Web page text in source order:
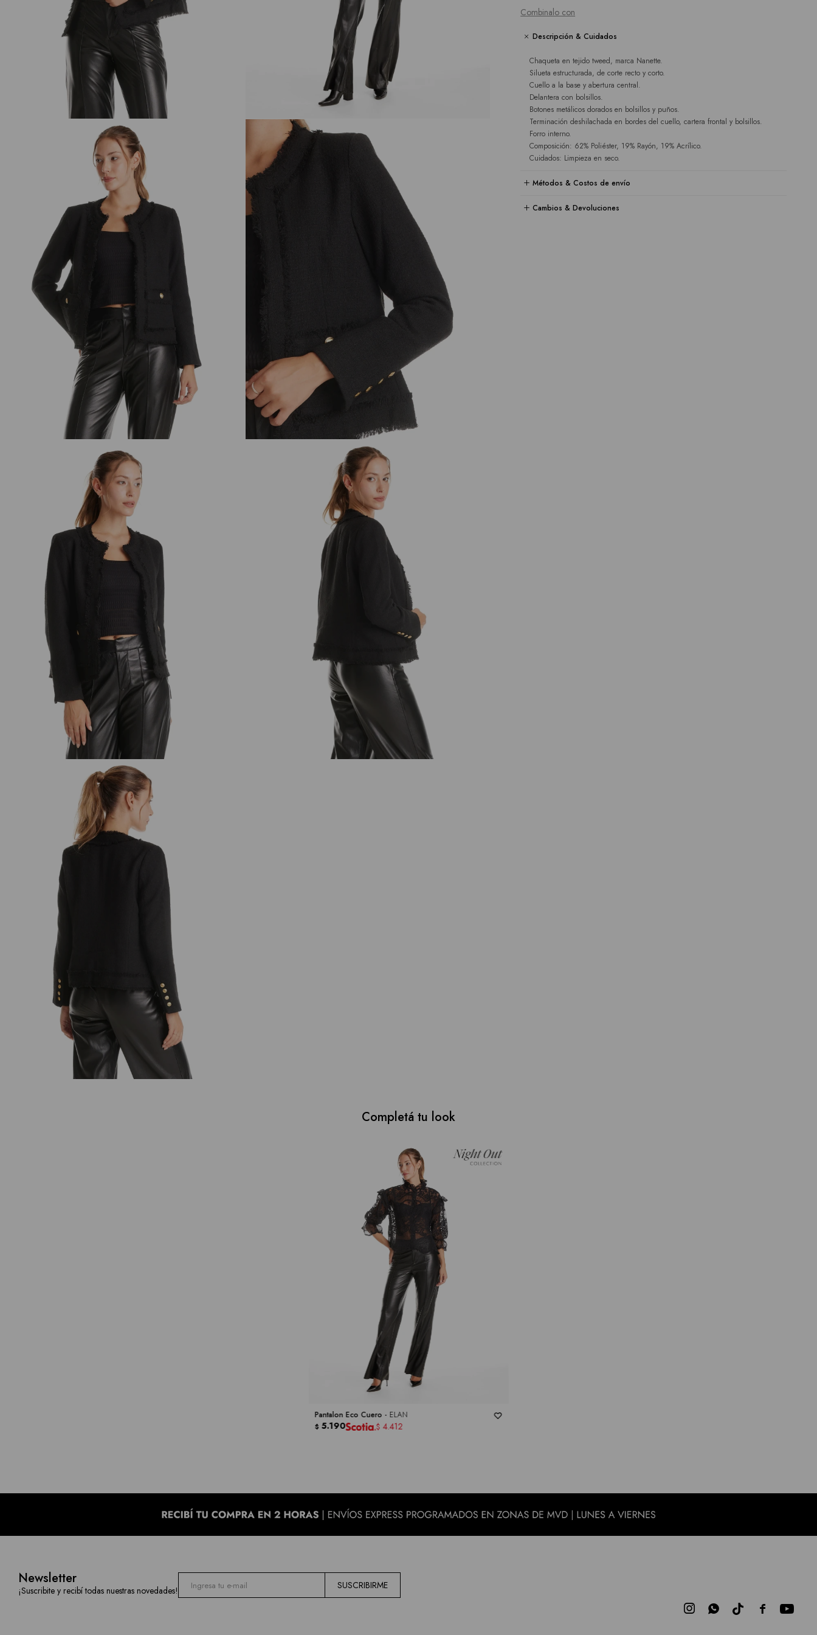
Combinalo con
Descripción & Cuidados
Chaqueta en tejido tweed, marca Nanette.
Silueta estructurada, de corte recto y corto.
Cuello a la base y abertura central.
Delantera con bolsillos.
Botones metálicos dorados en bolsillos y puños.
Terminación deshilachada en bordes del cuello, cartera frontal y bolsillos.
Forro interno.
Composición: 62% Poliéster, 19% Rayón, 19% Acrílico.
Cuidados: Limpieza en seco.
Métodos & Costos de envío
Cambios & Devoluciones
Completá tu look
Pantalon Eco Cuero - ELAN
$ 5.190 $ 4.412
Newsletter
¡Suscribite y recibí todas nuestras novedades! SUSCRIBIRME

 